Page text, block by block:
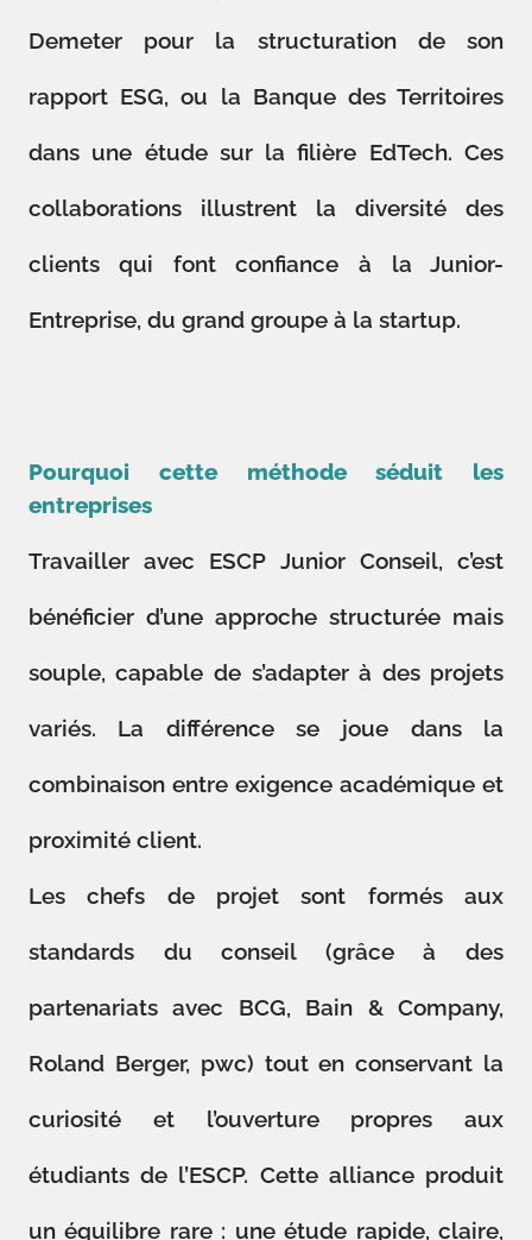
Demeter pour la structuration de son
rapport ESG, ou la Banque des Territoires
dans une étude sur la filière EdTech. Ces
collaborations illustrent la diversité des
clients qui font confiance à la Junior-
Entreprise, du grand groupe à la startup.
Pourquoi cette méthode séduit les
entreprises
Travailler avec ESCP Junior Conseil, c’est
bénéficier d’une approche structurée mais
souple, capable de s’adapter à des projets
variés. La différence se joue dans la
combinaison entre exigence académique et
proximité client.
Les chefs de projet sont formés aux
standards du conseil (grâce à des
partenariats avec BCG, Bain & Company,
Roland Berger, pwc) tout en conservant la
curiosité et l’ouverture propres aux
étudiants de l’ESCP. Cette alliance produit
un équilibre rare : une étude rapide, claire,